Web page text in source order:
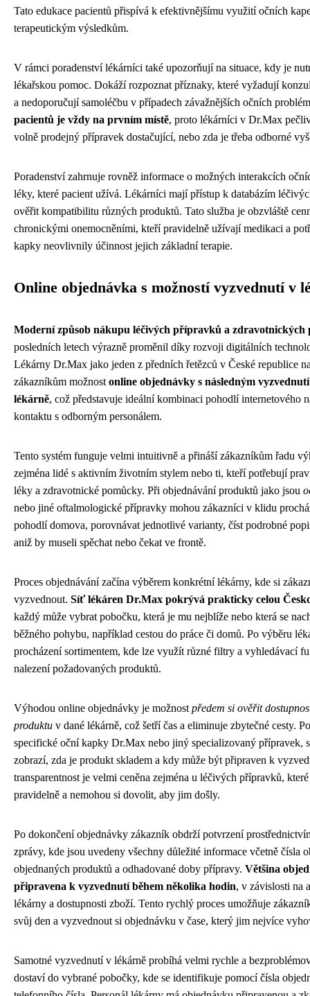
Tato edukace pacientů přispívá k efektivnějšímu využití očních
terapeutickým výsledkům.
V rámci poradenství lékárníci také upozorňují na situace, kdy je
lékařskou pomoc. Dokáží rozpoznat příznaky, které vyžadují
a nedoporučují samoléčbu v případech závažnějších očních
pacientů je vždy na prvním místě, proto lékárníci v Dr.Max
volně prodejný přípravek dostačující, nebo zda je třeba odborné
Poradenství zahrnuje rovněž informace o možných interakcích
léky, které pacient užívá. Lékárníci mají přístup k databázím
ověřit kompatibilitu různých produktů. Tato služba je obzvláště
chronickými onemocněními, kteří pravidelně užívají medikaci a
kapky neovlivnily účinnost jejich základní terapie.
Online objednávka s možností vyzvednutí v
Moderní způsob nákupu léčivých přípravků a zdravotnických
posledních letech výrazně proměnil díky rozvoji digitálních
Lékárny Dr.Max jako jeden z předních řetězců v České republice
zákazníkům možnost online objednávky s následným
lékárně, což představuje ideální kombinaci pohodlí internetového
kontaktu s odborným personálem.
Tento systém funguje velmi intuitivně a přináší zákazníkům řadu
zejména lidé s aktivním životním stylem nebo ti, kteří potřebují
léky a zdravotnické pomůcky. Při objednávání produktů jako jsou
nebo jiné oftalmologické přípravky mohou zákazníci v klidu
pohodlí domova, porovnávat jednotlivé varianty, číst podrobné
aniž by museli spěchat nebo čekat ve frontě.
Proces objednávání začína výběrem konkrétní lékárny, kde si
vyzvednout. Síť lékáren Dr.Max pokrývá prakticky celou
každý může vybrat pobočku, která je mu nejblíže nebo která se
běžného pohybu, například cestou do práce či domů. Po výběru
procházení sortimentem, kde lze využít různé filtry a vyhledávací
nalezení požadovaných produktů.
Výhodou online objednávky je možnost předem si ověřit
produktu v dané lékárně, což šetří čas a eliminuje zbytečné cesty.
specifické oční kapky Dr.Max nebo jiný specializovaný přípravek,
zobrazí, zda je produkt skladem a kdy může být připraven k
transparentnost je velmi ceněna zejména u léčivých přípravků,
pravidelně a nemohou si dovolit, aby jim došly.
Po dokončení objednávky zákazník obdrží potvrzení
zprávy, kde jsou uvedeny všechny důležité informace včetně čísla
objednaných produktů a odhadované doby přípravy. Většina
připravena k vyzvednutí během několika hodin, v závislosti na
lékárny a dostupnosti zboží. Tento rychlý proces umožňuje
svůj den a vyzvednout si objednávku v čase, který jim nejvíce
Samotné vyzvednutí v lékárně probíhá velmi rychle a
dostaví do vybrané pobočky, kde se identifikuje pomocí čísla